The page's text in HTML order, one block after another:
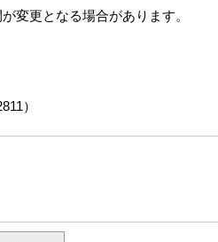
変更となる場合があります。
）